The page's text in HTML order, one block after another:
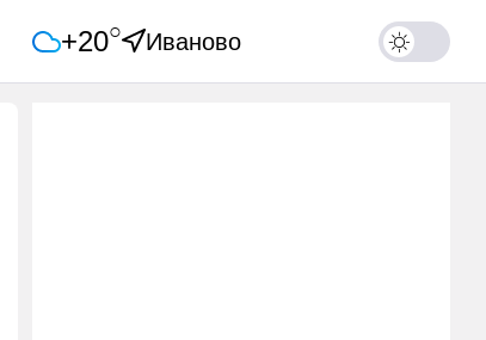
+20○ Иваново